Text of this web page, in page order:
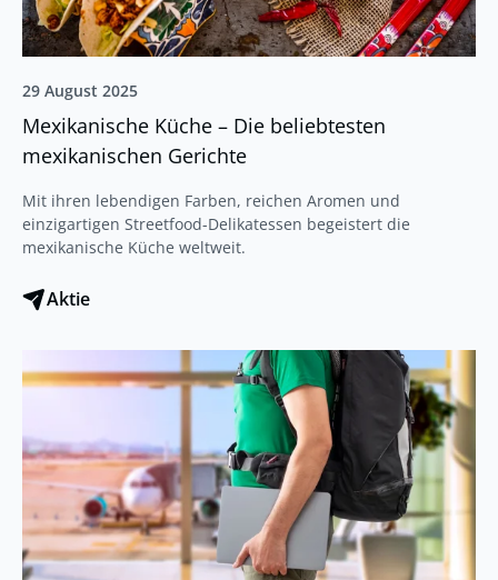
29 August 2025
Mexikanische Küche – Die beliebtesten
mexikanischen Gerichte
Mit ihren lebendigen Farben, reichen Aromen und
einzigartigen Streetfood-Delikatessen begeistert die
mexikanische Küche weltweit.
Aktie